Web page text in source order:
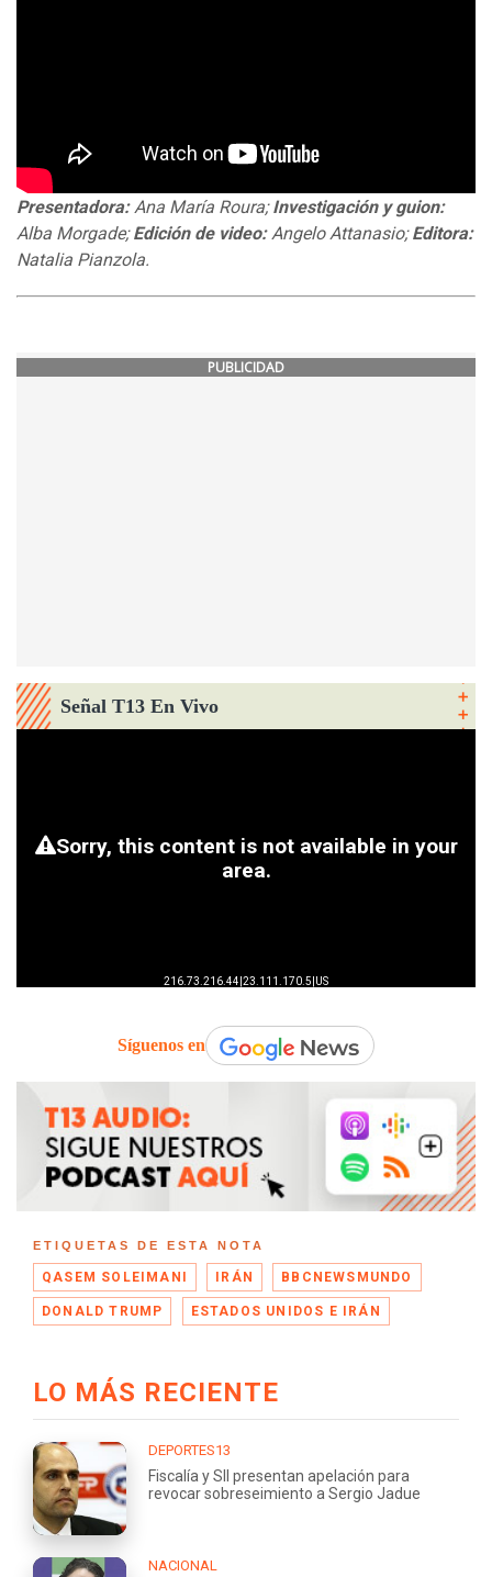
Presentadora:Ana María Roura;Investigación y guion:
Alba Morgade;Edición de video: Angelo Attanasio;Editora:
Natalia Pianzola.
PUBLICIDAD
Señal T13 En Vivo
Síguenos en
ETIQUETAS DE ESTA NOTA
QASEM SOLEIMANI IRÁN BBCNEWSMUNDO
DONALD TRUMP ESTADOS UNIDOS E IRÁN
LO MÁS RECIENTE
DEPORTES13
Fiscalía y SII presentan apelación para
revocar sobreseimiento a Sergio Jadue
NACIONAL